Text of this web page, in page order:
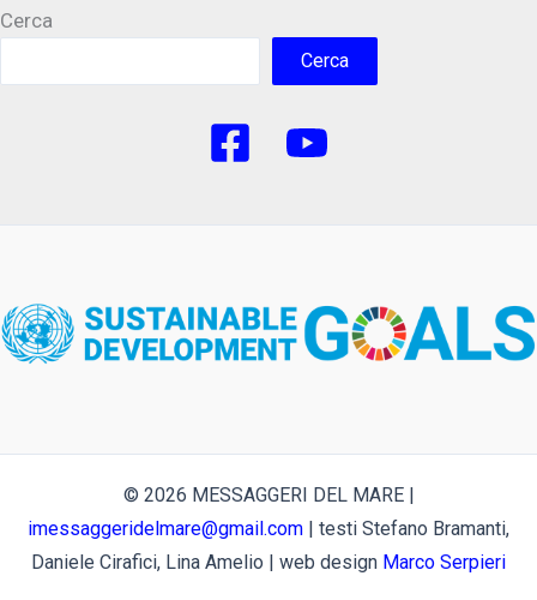
Cerca
Cerca
© 2026 MESSAGGERI DEL MARE |
imessaggeridelmare@gmail.com | testi Stefano Bramanti,
Daniele Cirafici, Lina Amelio | web design Marco Serpieri